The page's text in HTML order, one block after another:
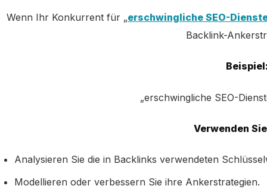
Wenn Ihr Konkurrent für „erschwingliche SEO-
Backlink-
„erschwingliche SEO-
Verwenden
Analysieren Sie die in Backlinks verwendeten
Modellieren oder verbessern Sie ihre Ankerstrategien.